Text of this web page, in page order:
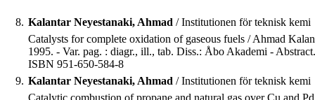
8. Kalantar Neyestanaki, Ahmad / Institutionen för teknisk kemi
Catalysts for complete oxidation of gaseous fuels / Ahmad
1995. - Var. pag. : diagr., ill., tab. Diss.: Åbo Akademi - Abstract.
ISBN 951-650-584-8
9. Kalantar Neyestanaki, Ahmad / Institutionen för teknisk kemi